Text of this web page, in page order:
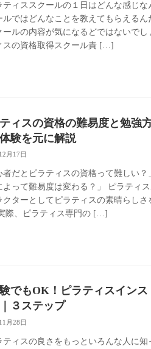
ティススクールの１日はどんな感じ
ルではどんなことを教えてもらえるん
ールの内容が気になるどではないで
スの資格取得スクール責 […]
ィスの資格の難易度と勉強
験を元に解説
月17日
者だとピラティスの資格って難しい
よって難易度は変わる？」 ピラティ
クターとしてピラティスの素晴らし
際、ピラティス専門の […]
でもOK！ピラティスイン
３ステップ
月28日
ティスの良さをもっといろんな人に